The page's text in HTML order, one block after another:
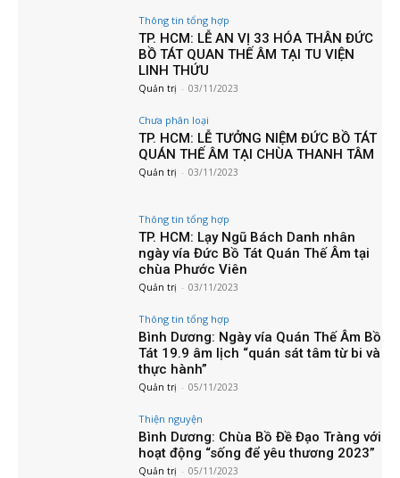
Thông tin tổng hợp
TP. HCM: LỄ AN VỊ 33 HÓA THÂN ĐỨC
BỒ TÁT QUAN THẾ ÂM TẠI TU VIỆN
LINH THỨU
Quản trị - 03/11/2023
Chưa phân loại
TP. HCM: LỄ TƯỞNG NIỆM ĐỨC BỒ TÁT
QUÁN THẾ ÂM TẠI CHÙA THANH TÂM
Quản trị - 03/11/2023
Thông tin tổng hợp
TP. HCM: Lạy Ngũ Bách Danh nhân
ngày vía Đức Bồ Tát Quán Thế Âm tại
chùa Phước Viên
Quản trị - 03/11/2023
Thông tin tổng hợp
Bình Dương: Ngày vía Quán Thế Âm Bồ
Tát 19.9 âm lịch “quán sát tâm từ bi và
thực hành”
Quản trị - 05/11/2023
Thiện nguyện
Bình Dương: Chùa Bồ Đề Đạo Tràng với
hoạt động “sống để yêu thương 2023”
Quản trị - 05/11/2023